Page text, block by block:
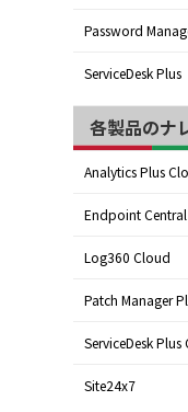
Password
ServiceDesk Plus
各製品のナ
Analytics Plus
Endpoint
Log360 Cloud
Patch Manager
ServiceDesk Plus
Site24x7